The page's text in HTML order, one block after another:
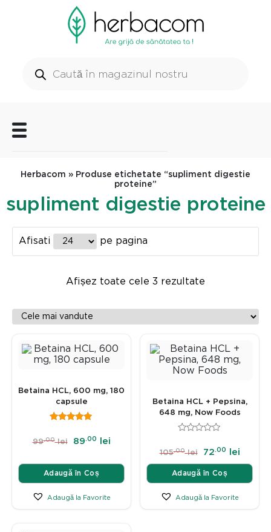
Herbacom » Produse etichetate “supliment digestie
proteine”
supliment digestie proteine
Afisati pe pagina
Afișez toate cele 3 rezultate
Betaina HCL, 600 mg, 180
capsule
99.00 lei 89 .00 lei
Adaugă în Coș
Adaugă la Favorite
Betaina HCL + Pepsina,
648 mg, Now Foods
105.00 lei 72 .00 lei
Adaugă în Coș
Adaugă la Favorite